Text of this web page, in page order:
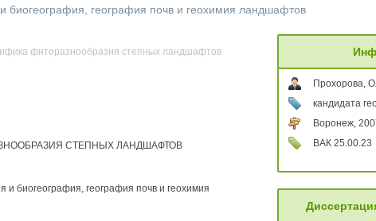
биогеография, география почв и геохимия ландшафтов
фиторазнообразия степных ландшафтов
СТЕПНЫХ ЛАНДШАФТОВ
и биогеография, география почв и геохимия
Прохорова,
кандидата
Воронеж,
ВАК 25.00.23